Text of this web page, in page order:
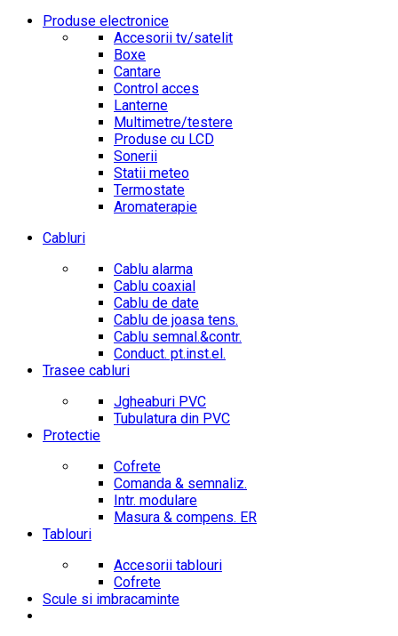
Produse electronice
Accesorii tv/satelit
Boxe
Cantare
Control acces
Lanterne
Multimetre/testere
Produse cu LCD
Sonerii
Statii meteo
Termostate
Aromaterapie
Cabluri
Cablu alarma
Cablu coaxial
Cablu de date
Cablu de joasa tens.
Cablu semnal.&contr.
Conduct. pt.inst.el.
Trasee cabluri
Jgheaburi PVC
Tubulatura din PVC
Protectie
Cofrete
Comanda & semnaliz.
Intr. modulare
Masura & compens. ER
Tablouri
Accesorii tablouri
Cofrete
Scule si imbracaminte